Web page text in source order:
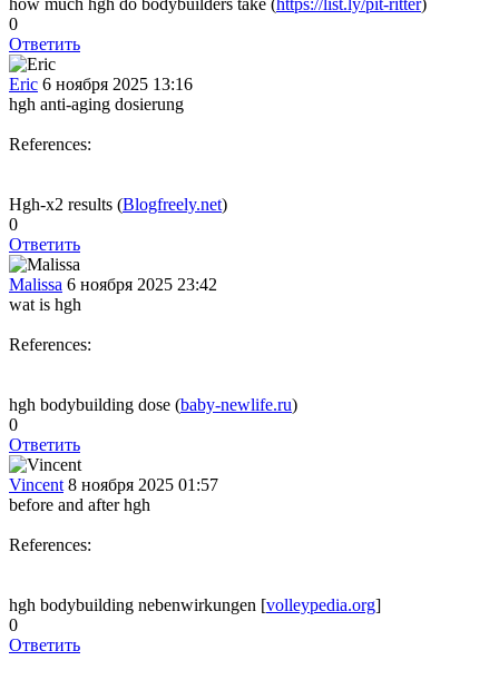
0
Ответить
Eric 6 ноября 2025 13:16
hgh anti-aging dosierung
References:
Hgh-x2 results (Blogfreely.net)
0
Ответить
Malissa 6 ноября 2025 23:42
wat is hgh
References:
hgh bodybuilding dose (baby-newlife.ru)
0
Ответить
Vincent 8 ноября 2025 01:57
before and after hgh
References:
hgh bodybuilding nebenwirkungen [volleypedia.org]
0
Ответить